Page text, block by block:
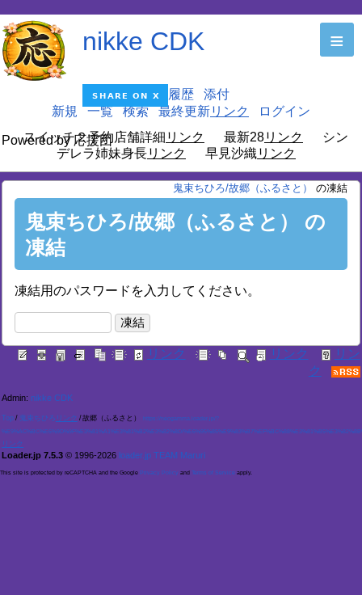
nikke CDK
Powered by 応援団
≡
編集 履歴
添付
新規
一覧 検索 最終更新
ログイン
スイッチ２予約店舗詳細
最新28
シン
デレラ姉妹身長
早見沙織
鬼束ちひろ/故郷（ふるさと） の凍結
鬼束ちひろ/故郷（ふるさと） の
凍結
凍結用のパスワードを入力してください。
Admin: nikke CDK
Top / 鬼束ちひろ /故郷（ふるさと） https://neogamma.loader.jp/?
%E9%AC%BC%E6%9D%9F%E3%81%A1%E3%81%B2%E3%82%8D/
Loader.jp 7.5.3 © 1996-2026 loader.jp TEAM Maruri
This site is protected by reCAPTCHA and the Google Privacy Policy and Terms of Service apply.